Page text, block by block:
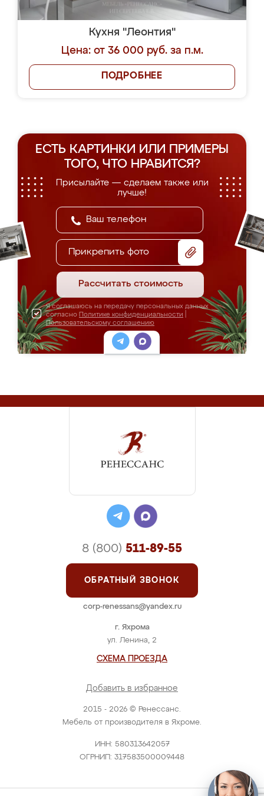
Кухня "Леонтия"
Цена: от 36 000 руб. за п.м.
ПОДРОБНЕЕ
ЕСТЬ КАРТИНКИ ИЛИ ПРИМЕРЫ
ТОГО, ЧТО НРАВИТСЯ?
Присылайте — сделаем также или
лучше!
Прикрепить фото
Рассчитать стоимость
Я соглашаюсь на передачу персональных данных
согласно Политике конфиденциальности
Пользовательскому соглашению
2015 - 2026 © Ренессанс.
Мебель от производителя в Яхроме.
ИНН: 580313642057
ОГРНИП: 317583500009448
г. Яхрома
ул. Ленина, 2
СХЕМА ПРОЕЗДА
Добавить в избранное
8 (800) 511-89-55
ОБРАТНЫЙ ЗВОНОК
corp-renessans@yandex.ru